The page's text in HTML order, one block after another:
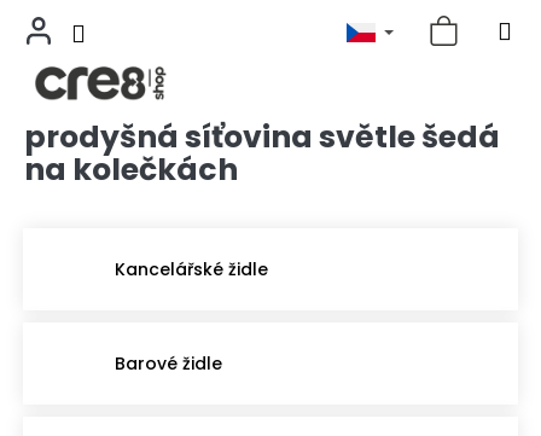
Přejít
obsah
prodyšná síťovina světle šedá
na kolečkách
Kancelářské židle
Barové židle